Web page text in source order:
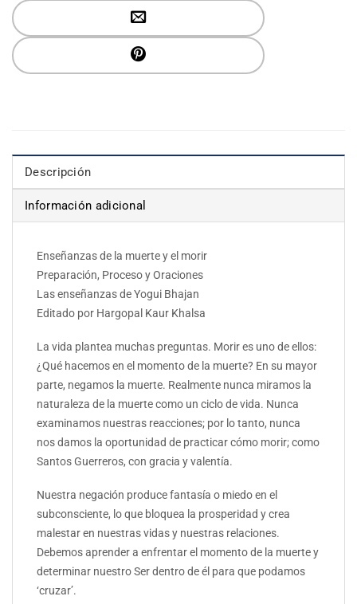
Descripción
Información adicional
Enseñanzas de la muerte y el morir
Preparación, Proceso y Oraciones
Las enseñanzas de Yogui Bhajan
Editado por Hargopal Kaur Khalsa
La vida plantea muchas preguntas. Morir es uno de ellos:
¿Qué hacemos en el momento de la muerte? En su mayor
parte, negamos la muerte. Realmente nunca miramos la
naturaleza de la muerte como un ciclo de vida. Nunca
examinamos nuestras reacciones; por lo tanto, nunca
nos damos la oportunidad de practicar cómo morir; como
Santos Guerreros, con gracia y valentía.
Nuestra negación produce fantasía o miedo en el
subconsciente, lo que bloquea la prosperidad y crea
malestar en nuestras vidas y nuestras relaciones.
Debemos aprender a enfrentar el momento de la muerte y
determinar nuestro Ser dentro de él para que podamos
‘cruzar’.